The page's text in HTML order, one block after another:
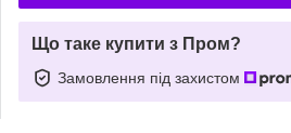
Що таке купити з Пром?
Замовлення під захистом